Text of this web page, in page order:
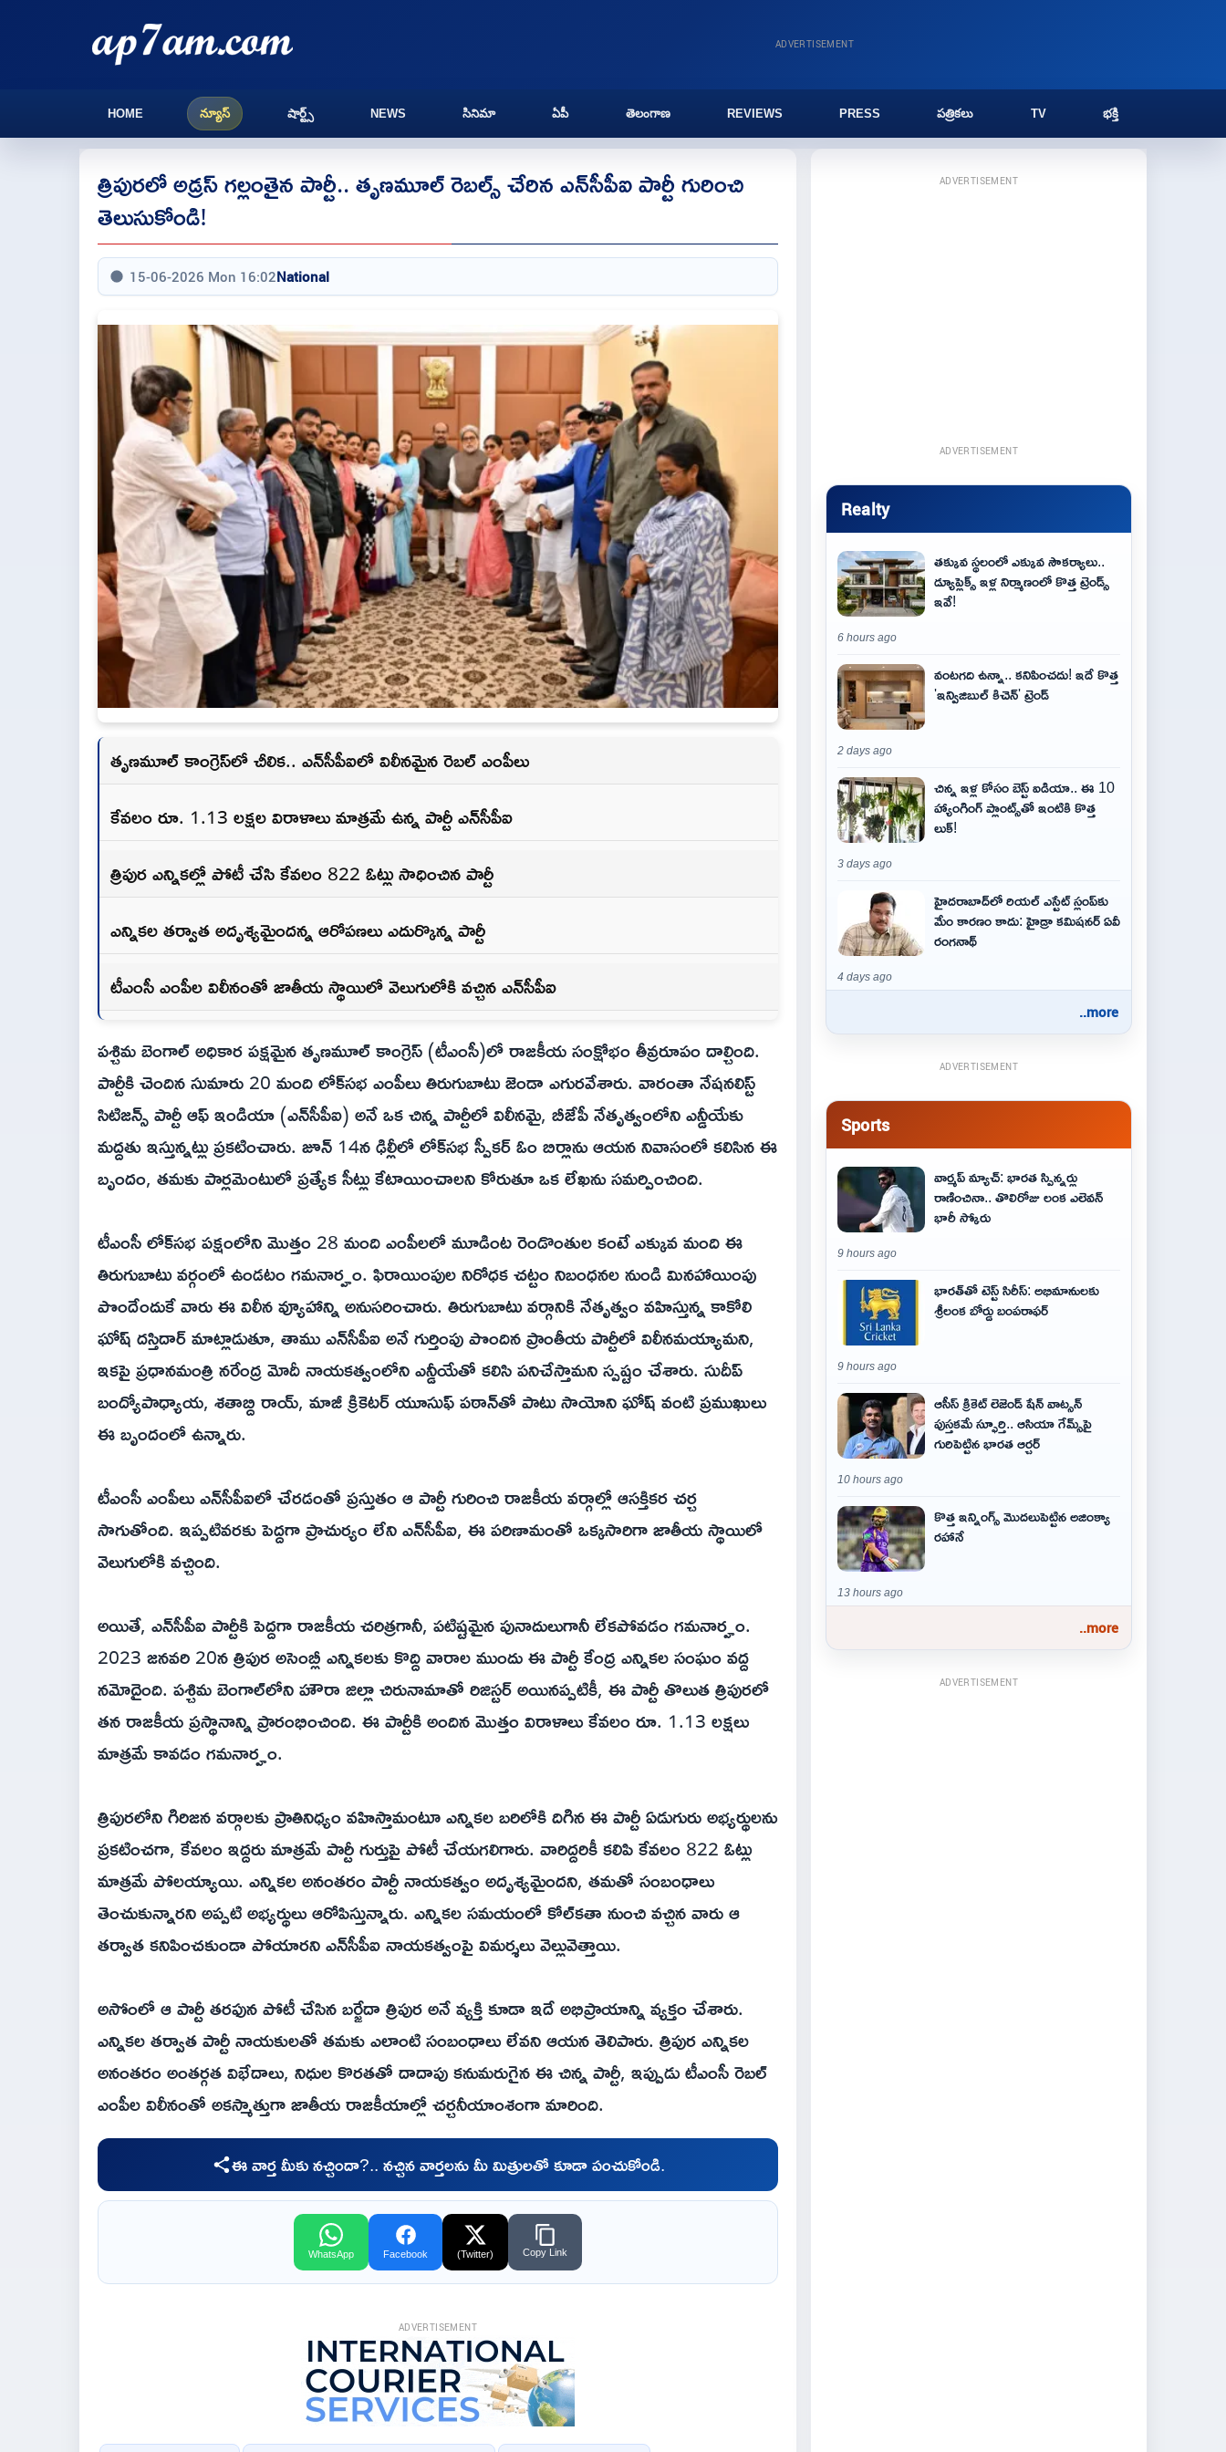
ADVERTISEMENT
HOME న్యూస్ షార్ట్స్ NEWS సినిమా ఏపీ తెలంగాణ REVIEWS PRESS పత్రికలు TV భక్తి
త్రిపురలో అడ్రస్ గల్లంతైన పార్టీ.. తృణమూల్ రెబల్స్ చేరిన ఎన్‌సీపీఐ పార్టీ గురించి
తెలుసుకోండి!
15-06-2026 Mon 16:02National
తృణమూల్ కాంగ్రెస్‌లో చీలిక.. ఎన్‌సీపీఐలో విలీనమైన రెబల్ ఎంపీలు
కేవలం రూ. 1.13 లక్షల విరాళాలు మాత్రమే ఉన్న పార్టీ ఎన్‌సీపీఐ
త్రిపుర ఎన్నికల్లో పోటీ చేసి కేవలం 822 ఓట్లు సాధించిన పార్టీ
ఎన్నికల తర్వాత అదృశ్యమైందన్న ఆరోపణలు ఎదుర్కొన్న పార్టీ
టీఎంసీ ఎంపీల విలీనంతో జాతీయ స్థాయిలో వెలుగులోకి వచ్చిన ఎన్‌సీపీఐ
పశ్చిమ బెంగాల్ అధికార పక్షమైన తృణమూల్ కాంగ్రెస్ (టీఎంసీ)లో రాజకీయ సంక్షోభం తీవ్రరూపం దాల్చింది.
పార్టీకి చెందిన సుమారు 20 మంది లోక్‌సభ ఎంపీలు తిరుగుబాటు జెండా ఎగురవేశారు. వారంతా నేషనలిస్ట్
సిటిజన్స్ పార్టీ ఆఫ్ ఇండియా (ఎన్‌సీపీఐ) అనే ఒక చిన్న పార్టీలో విలీనమై, బీజేపీ నేతృత్వంలోని ఎన్డీయేకు
మద్దతు ఇస్తున్నట్లు ప్రకటించారు. జూన్ 14న ఢిల్లీలో లోక్‌సభ స్పీకర్ ఓం బిర్లాను ఆయన నివాసంలో కలిసిన ఈ
బృందం, తమకు పార్లమెంటులో ప్రత్యేక సీట్లు కేటాయించాలని కోరుతూ ఒక లేఖను సమర్పించింది.
టీఎంసీ లోక్‌సభ పక్షంలోని మొత్తం 28 మంది ఎంపీలలో మూడింట రెండొంతుల కంటే ఎక్కువ మంది ఈ
తిరుగుబాటు వర్గంలో ఉండటం గమనార్హం. ఫిరాయింపుల నిరోధక చట్టం నిబంధనల నుండి మినహాయింపు
పొందేందుకే వారు ఈ విలీన వ్యూహాన్ని అనుసరించారు. తిరుగుబాటు వర్గానికి నేతృత్వం వహిస్తున్న కాకోలి
ఘోష్ దస్తిదార్ మాట్లాడుతూ, తాము ఎన్‌సీపీఐ అనే గుర్తింపు పొందిన ప్రాంతీయ పార్టీలో విలీనమయ్యామని,
ఇకపై ప్రధానమంత్రి నరేంద్ర మోదీ నాయకత్వంలోని ఎన్డీయేతో కలిసి పనిచేస్తామని స్పష్టం చేశారు. సుదీప్
బంద్యోపాధ్యాయ, శతాబ్ది రాయ్, మాజీ క్రికెటర్ యూసుఫ్ పఠాన్‌తో పాటు సాయోని ఘోష్ వంటి ప్రముఖులు
ఈ బృందంలో ఉన్నారు.
టీఎంసీ ఎంపీలు ఎన్‌సీపీఐలో చేరడంతో ప్రస్తుతం ఆ పార్టీ గురించి రాజకీయ వర్గాల్లో ఆసక్తికర చర్చ
సాగుతోంది. ఇప్పటివరకు పెద్దగా ప్రాచుర్యం లేని ఎన్‌సీపీఐ, ఈ పరిణామంతో ఒక్కసారిగా జాతీయ స్థాయిలో
వెలుగులోకి వచ్చింది.
అయితే, ఎన్‌సీపీఐ పార్టీకి పెద్దగా రాజకీయ చరిత్రగానీ, పటిష్టమైన పునాదులుగానీ లేకపోవడం గమనార్హం.
2023 జనవరి 20న త్రిపుర అసెంబ్లీ ఎన్నికలకు కొద్ది వారాల ముందు ఈ పార్టీ కేంద్ర ఎన్నికల సంఘం వద్ద
నమోదైంది. పశ్చిమ బెంగాల్‌లోని హౌరా జిల్లా చిరునామాతో రిజిస్టర్ అయినప్పటికీ, ఈ పార్టీ తొలుత త్రిపురలో
తన రాజకీయ ప్రస్థానాన్ని ప్రారంభించింది. ఈ పార్టీకి అందిన మొత్తం విరాళాలు కేవలం రూ. 1.13 లక్షలు
మాత్రమే కావడం గమనార్హం.
త్రిపురలోని గిరిజన వర్గాలకు ప్రాతినిధ్యం వహిస్తామంటూ ఎన్నికల బరిలోకి దిగిన ఈ పార్టీ ఏడుగురు అభ్యర్థులను
ప్రకటించగా, కేవలం ఇద్దరు మాత్రమే పార్టీ గుర్తుపై పోటీ చేయగలిగారు. వారిద్దరికీ కలిపి కేవలం 822 ఓట్లు
మాత్రమే పోలయ్యాయి. ఎన్నికల అనంతరం పార్టీ నాయకత్వం అదృశ్యమైందని, తమతో సంబంధాలు
తెంచుకున్నారని అప్పటి అభ్యర్థులు ఆరోపిస్తున్నారు. ఎన్నికల సమయంలో కోల్‌కతా నుంచి వచ్చిన వారు ఆ
తర్వాత కనిపించకుండా పోయారని ఎన్‌సీపీఐ నాయకత్వంపై విమర్శలు వెల్లువెత్తాయి.
అసోంలో ఆ పార్టీ తరఫున పోటీ చేసిన బర్జేదా త్రిపుర అనే వ్యక్తి కూడా ఇదే అభిప్రాయాన్ని వ్యక్తం చేశారు.
ఎన్నికల తర్వాత పార్టీ నాయకులతో తమకు ఎలాంటి సంబంధాలు లేవని ఆయన తెలిపారు. త్రిపుర ఎన్నికల
అనంతరం అంతర్గత విభేదాలు, నిధుల కొరతతో దాదాపు కనుమరుగైన ఈ చిన్న పార్టీ, ఇప్పుడు టీఎంసీ రెబల్
ఎంపీల విలీనంతో అకస్మాత్తుగా జాతీయ రాజకీయాల్లో చర్చనీయాంశంగా మారింది.
ఈ వార్త మీకు నచ్చిందా?.. నచ్చిన వార్తలను మీ మిత్రులతో కూడా పంచుకోండి.
WhatsApp Facebook (Twitter) Copy Link
ADVERTISEMENT
ADVERTISEMENT
ADVERTISEMENT
Realty
తక్కువ స్థలంలో ఎక్కువ సౌకర్యాలు..
డ్యూప్లెక్స్ ఇళ్ల నిర్మాణంలో కొత్త ట్రెండ్స్
ఇవే!
6 hours ago
వంటగది ఉన్నా.. కనిపించదు! ఇదే కొత్త
'ఇన్విజిబుల్ కిచెన్' ట్రెండ్
2 days ago
చిన్న ఇళ్ల కోసం బెస్ట్ ఐడియా.. ఈ 10
హ్యాంగింగ్ ప్లాంట్స్‌తో ఇంటికి కొత్త
లుక్!
3 days ago
హైదరాబాద్‌లో రియల్ ఎస్టేట్ స్లంప్‌కు
మేం కారణం కాదు: హైడ్రా కమిషనర్ ఏవీ
రంగనాథ్
4 days ago
..more
ADVERTISEMENT
Sports
వార్మప్ మ్యాచ్: భారత స్పిన్నర్లు
రాణించినా.. తొలిరోజు లంక ఎలెవన్
భారీ స్కోరు
9 hours ago
భారత్‌తో టెస్ట్ సిరీస్: అభిమానులకు
శ్రీలంక బోర్డు బంపరాఫర్
9 hours ago
ఆసీస్ క్రికెట్ లెజెండ్ షేన్ వాట్సన్
పుస్తకమే స్ఫూర్తి.. ఆసియా గేమ్స్‌పై
గురిపెట్టిన భారత ఆర్చర్
10 hours ago
కొత్త ఇన్నింగ్స్ మొదలుపెట్టిన అజింక్యా
రహానే
13 hours ago
..more
ADVERTISEMENT